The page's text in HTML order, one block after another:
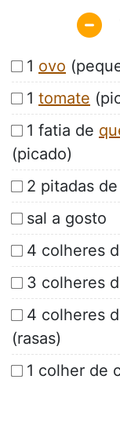
1 ovo
1 tomate
1 fatia de
(picado)
2 pitadas de
sal a gosto
4 colheres
3 colheres
4 colheres
(rasas)
1 colher de